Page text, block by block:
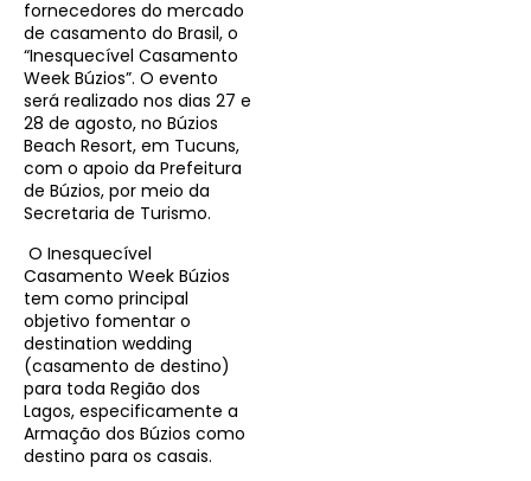
fornecedores do mercado
de casamento do Brasil, o
“Inesquecível Casamento
Week Búzios”. O evento
será realizado nos dias 27 e
28 de agosto, no Búzios
Beach Resort, em Tucuns,
com o apoio da Prefeitura
de Búzios, por meio da
Secretaria de Turismo.
O Inesquecível
Casamento Week Búzios
tem como principal
objetivo fomentar o
destination wedding
(casamento de destino)
para toda Região dos
Lagos, especificamente a
Armação dos Búzios como
destino para os casais.